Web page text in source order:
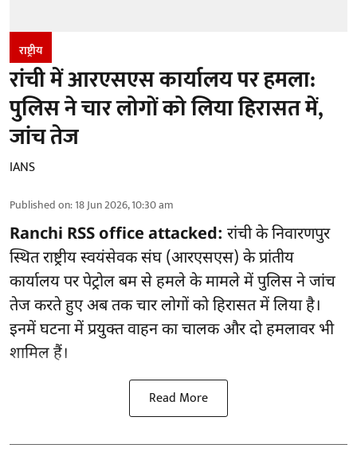
राष्ट्रीय
रांची में आरएसएस कार्यालय पर हमला:
पुलिस ने चार लोगों को लिया हिरासत में,
जांच तेज
IANS
Published on:18 Jun 2026, 10:30 am
Ranchi RSS office attacked: रांची के निवारणपुर
स्थित राष्ट्रीय स्वयंसेवक संघ (आरएसएस) के प्रांतीय
कार्यालय पर पेट्रोल बम से हमले के मामले में पुलिस ने जांच
तेज करते हुए अब तक चार लोगों को हिरासत में लिया है।
इनमें घटना में प्रयुक्त वाहन का चालक और दो हमलावर भी
शामिल हैं।
Read More